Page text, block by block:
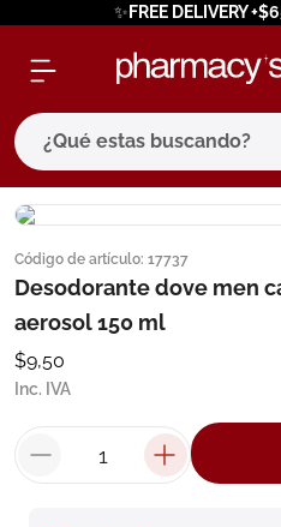
✨FREE DELIVERY
¿Qué estas buscando?
Código de artículo: 17737
Desodorante dove men
aerosol 150 ml
$9,50
Inc. IVA
términos más
1. eucerin
4.
5. cerave